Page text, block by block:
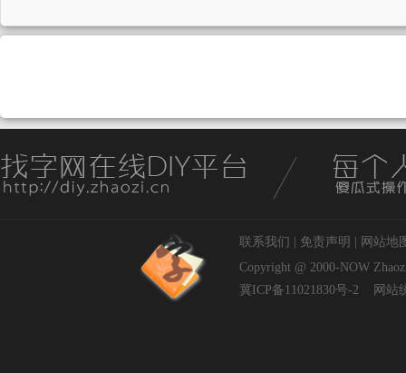
联系我们 免责声明
网站地
Copyright @ 2000-NOW
冀ICP备11021830号-2
网站